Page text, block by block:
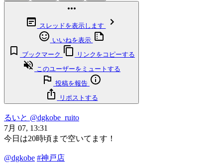
スレッドを表示します
いいねを表示
ブックマーク
リンクをコピーする
このユーザーをミュートする
投稿を報告
リポストする
るいと @dgkobe_ruito
7月 07, 13:31
今日は20時頃まで空いてます！
@dgkobe #神戸店